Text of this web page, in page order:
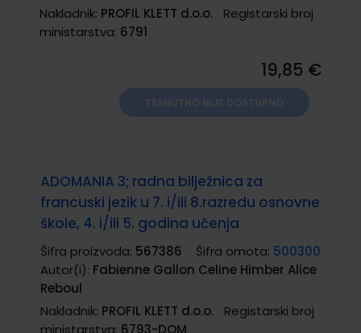
Nakladnik: PROFIL KLETT d.o.o.
Registarski broj
ministarstva: 6791
19,85 €
ADOMANIA 3; radna bilježnica za
francuski jezik u 7. i/ili 8.razredu osnovne
škole, 4. i/ili 5. godina učenja
Šifra proizvoda: 567386 Šifra omota: 500300
Autor(i): Fabienne Gallon Celine Himber Alice
Reboul
Nakladnik: PROFIL KLETT d.o.o.
Registarski broj
ministarstva: 6793-DOM